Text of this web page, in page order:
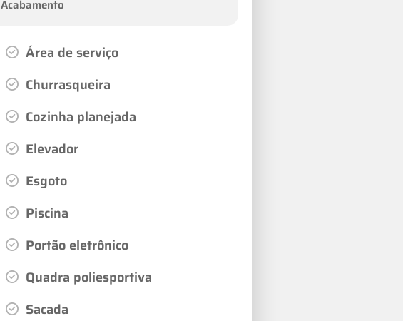
Acabamento
Área de serviço
Churrasqueira
Cozinha planejada
Elevador
Esgoto
Piscina
Portão eletrônico
Quadra poliesportiva
Sacada